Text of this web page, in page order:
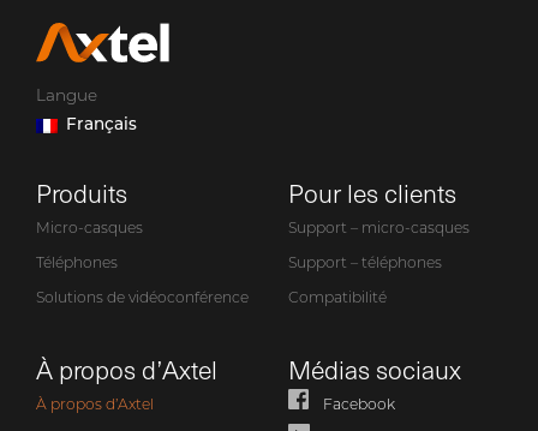
Langue
Français
Produits
Micro-casques
Téléphones
Solutions de vidéoconférence
Pour les clients
Support – micro-casques
Support – téléphones
Compatibilité
À propos d’Axtel
À propos d’Axtel
Médias sociaux
Facebook